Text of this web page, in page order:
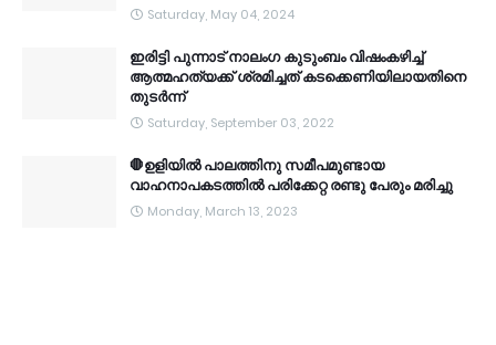
Saturday, May 04, 2024
ഇരിട്ടി പുന്നാട് നാലംഗ കുടുംബം വിഷംകഴിച്ച്‌
ആത്മഹത്യക്ക് ശ്രമിച്ചത് കടക്കെണിയിലായതിനെ
തുടർന്ന്
Saturday, September 03, 2022
🛑ഉളിയിൽ പാലത്തിനു സമീപമുണ്ടായ
വാഹനാപകടത്തിൽ പരിക്കേറ്റ രണ്ടു പേരും മരിച്ചു
Monday, March 13, 2023